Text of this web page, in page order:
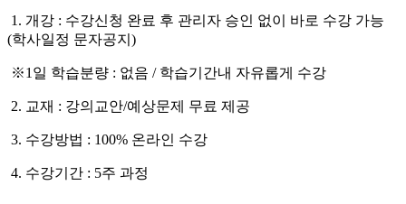
1. 개강 : 수강신청 완료 후 관리자 승인 없이 바로 수강 가능
(학사일정 문자공지)
※1일 학습분량 : 없음 / 학습기간내 자유롭게 수강
2. 교재 : 강의교안/예상문제 무료 제공
3. 수강방법 : 100% 온라인 수강
4. 수강기간 : 5주 과정